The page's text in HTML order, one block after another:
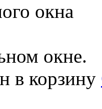
окна
окне.
в корзину